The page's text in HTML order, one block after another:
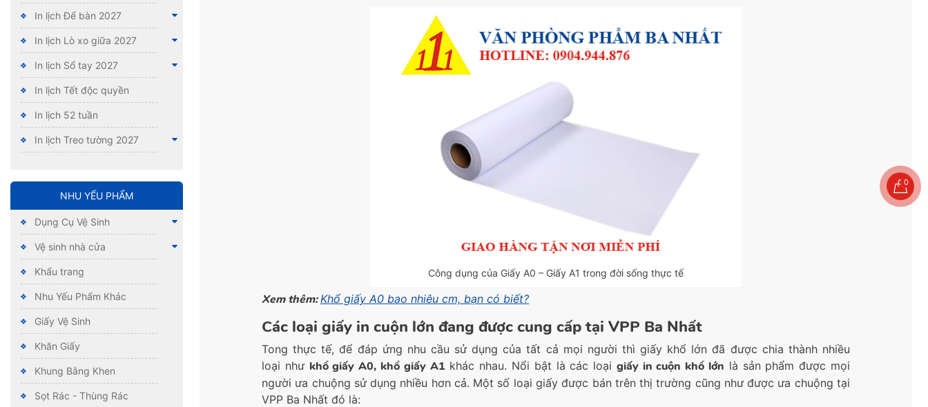
In lịch Để bàn 2027
In lịch Lò xo giữa 2027
In lịch Sổ tay 2027
In lịch Tết độc quyền
In lịch 52 tuần
In lịch Treo tường 2027
NHU YẾU PHẨM
Dụng Cụ Vệ Sinh
Vệ sinh nhà cửa
Khẩu trang
Nhu Yếu Phẩm Khác
Giấy Vệ Sinh
Khăn Giấy
Khung Bằng Khen
Sọt Rác - Thùng Rác
Công dụng của Giấy A0 – Giấy A1 trong đời sống thực tế
Xem thêm: Khổ giấy A0 bao nhiêu cm, bạn có biết?
Các loại giấy in cuộn lớn đang được cung cấp tại VPP Ba Nhất
Tong thực tế, để đáp ứng nhu cầu sử dụng của tất cả mọi người thì giấy khổ lớn đã được chia thành nhiều
loại như khổ giấy A0, khổ giấy A1khác nhau. Nổi bật là các loại giấy in cuộn khổ lớn là sản phẩm được mọi
người ưa chuộng sử dụng nhiều hơn cả. Một số loại giấy được bán trên thị trường cũng như được ưa chuộng tại
VPP Ba Nhất đó là:
0